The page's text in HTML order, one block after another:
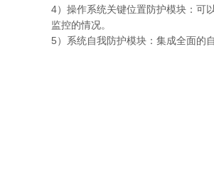
4）操作系统关键位置防护模块：可
监控的情况。
5）系统自我防护模块：集成全面的